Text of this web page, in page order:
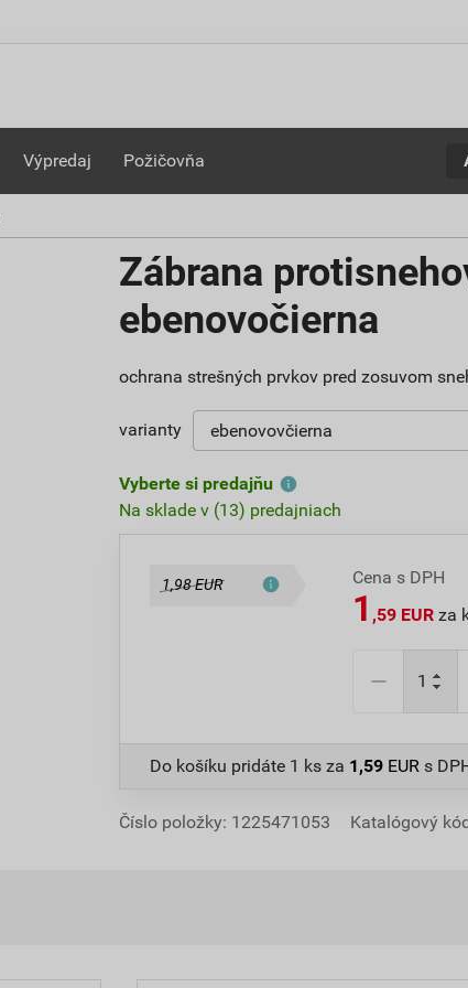
Výpredaj Požičovňa
Zábrana
ebenovočierna
ochrana strešných prvkov pred zosuvom
varianty
Vyberte si predajňu
Na sklade v (13) predajniach
1,98 EUR Cena s DPH
1 ,59 EUR za
Do košíku pridáte 1 ks za 1,59 EUR s
Číslo položky: 1225471053 Katalógový